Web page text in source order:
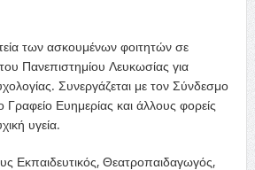
των ασκουμένων φοιτητών σε
Πανεπιστημίου Λευκωσίας για
Συνεργάζεται με τον Σύνδεσμο
Γραφείο Ευημερίας και άλλους φορείς
υγεία.
Εκπαιδευτικός, Θεατροπαιδαγωγός,